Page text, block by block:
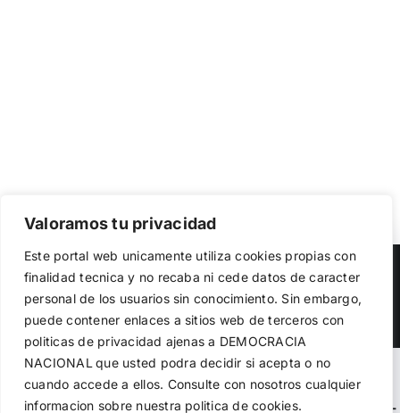
Valoramos tu privacidad
Este portal web unicamente utiliza cookies propias con
finalidad tecnica y no recaba ni cede datos de caracter
personal de los usuarios sin conocimiento. Sin embargo,
puede contener enlaces a sitios web de terceros con
politicas de privacidad ajenas a DEMOCRACIA
NACIONAL que usted podra decidir si acepta o no
cuando accede a ellos. Consulte con nosotros cualquier
informacion sobre nuestra politica de cookies.
Copyright 2023 | Democracia Nacional | All Rights Reserved
Facebook
TwitterInstagram
Warning: Undefined variable $visibility_homepage in
/home/demopwcr/public_html/wp-content/plugins/kn-
el funcionamiento de la web, medir su uso y mejorar
nuestros servicios. Puede aceptar todas las cookies,
rechazar las no necesarias o configurar sus preferencias.
Política de cookies
Aceptar todo
Rechazar